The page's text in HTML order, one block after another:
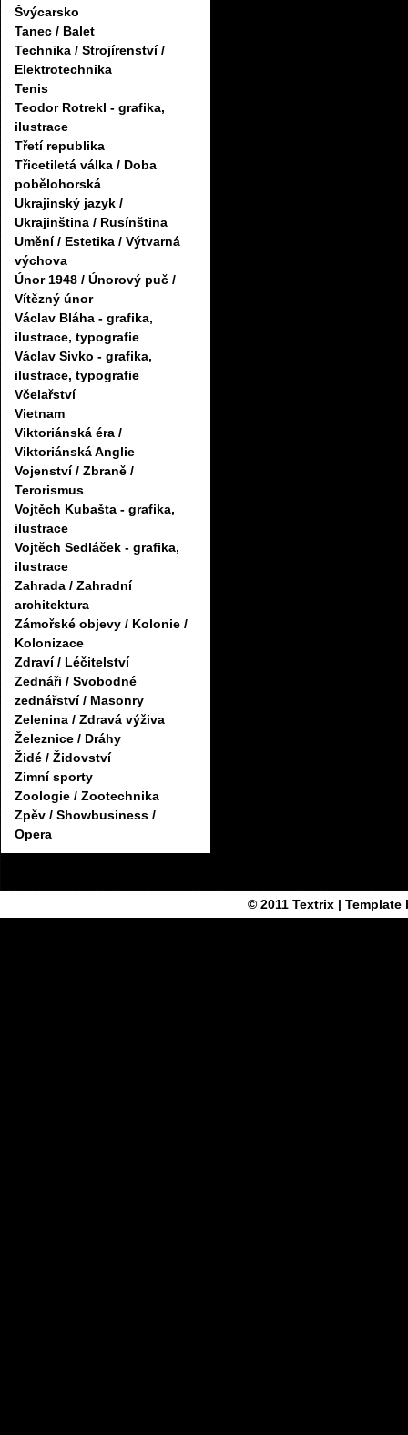
Švýcarsko
Tanec / Balet
Technika / Strojírenství /
Elektrotechnika
Tenis
Teodor Rotrekl - grafika,
ilustrace
Třetí republika
Třicetiletá válka / Doba
pobělohorská
Ukrajinský jazyk /
Ukrajinština / Rusínština
Umění / Estetika / Výtvarná
výchova
Únor 1948 / Únorový puč /
Vítězný únor
Václav Bláha - grafika,
ilustrace, typografie
Václav Sivko - grafika,
ilustrace, typografie
Včelařství
Vietnam
Viktoriánská éra /
Viktoriánská Anglie
Vojenství / Zbraně /
Terorismus
Vojtěch Kubašta - grafika,
ilustrace
Vojtěch Sedláček - grafika,
ilustrace
Zahrada / Zahradní
architektura
Zámořské objevy / Kolonie /
Kolonizace
Zdraví / Léčitelství
Zednáři / Svobodné
zednářství / Masonry
Zelenina / Zdravá výživa
Železnice / Dráhy
Židé / Židovství
Zimní sporty
Zoologie / Zootechnika
Zpěv / Showbusiness /
Opera
© 2011 Textrix| Template